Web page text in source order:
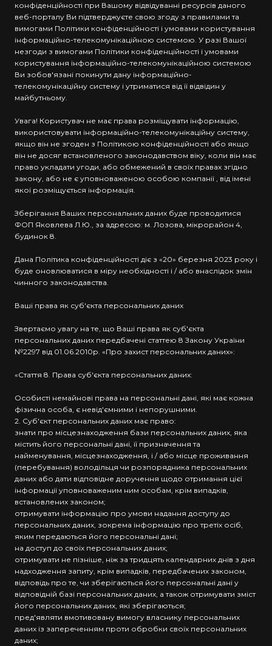
конфіденційності при Вашому відвідуванні ресурсів даного
веб-порталу Ви підтверджуєте свою згоду з правилами та
вимогами Політики конфіденційності і умовами користування
інформаційно-телекомунікаційною системою. У разі Вашої
незгоди з вимогами Політики конфіденційності і умовами
користування інформаційно-телекомунікаційною системою
Ви зобов'язані покинути дану інформаційно-
телекомунікаційну систему і утриматися від її відвідин у
майбутньому.
Увага! Користувач не має права розміщувати інформацію,
використовувати інформаційно-телекомунікаційну систему,
якщо він не згоден з Політикою конфіденційності або якщо
він не досяг встановленого законодавством віку, коли він має
право укладати угоди, або обмежений в своїх правах згідно
закону, або не є уповноваженою особою компанії , від імені
якої розміщується інформація.
Зберігання Ваших персональних даних буде проводитися
ФОП Яковлева Л.Ю., за адресою: м. Лозова, мікрорайон 4,
будинок 8.
Дана Політика конфіденційності діє з «20» березня 2023 року і
буде оновлюватися в міру необхідності і / або внаслідок змін
чинного законодавства.
Ваші права як суб'єкта персональних даних
Звертаємо увагу на те, що Ваші права як суб'єкта
персональних даних передбачені статтею 8 Закону України
№2297 від 01.06.2010р. «Про захист персональних даних»:
«Стаття 8. Права суб'єкта персональних даних:
Особисті немайнові права на персональні дані, які має кожна
фізична особа, є невід'ємними і непорушними.
2. Суб'єкт персональних даних має право:
знати про місцезнаходження бази персональних даних, яка
містить його персональні дані, її призначення та
найменування, місцезнаходження, і / або місце проживання
(перебування) володільця чи розпорядника персональних
даних або дати відповідне доручення щодо отримання цієї
інформації уповноваженим ним особам, крім випадків,
встановлених законом;
отримувати інформацію про умови надання доступу до
персональних даних, зокрема інформацію про третіх осіб,
яким передаються його персональні дані;
на доступ до своїх персональних даних;
отримувати не пізніше, ніж за тридцять календарних днів з дня
надходження запиту, крім випадків, передбачених законом,
відповідь про те, чи зберігаються його персональні дані у
відповідній базі персональних даних, а також отримувати зміст
його персональних даних, які зберігаються;
пред'являти вмотивовану вимогу власнику персональних
даних із запереченням проти обробки своїх персональних
даних;